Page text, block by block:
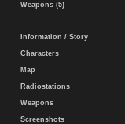
Weapons (5)
Information / Story
Characters
Map
Radiostations
Weapons
Screenshots